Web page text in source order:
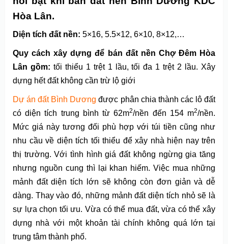
Hòa Lân.
Diện tích đất nền: 5×16, 5.5×12, 6×10, 8×12,…
Quy cách xây dựng để bán đất nền Chợ Đêm Hòa
Lân gồm: tối thiểu 1 trệt 1 lầu, tối đa 1 trệt 2 lầu. Xây
dựng hết đất không cần trừ lộ giới
Dự án đất Bình Dương được phân chia thành các lô đất
có diện tích trung bình từ 62m2/nền đến 154 m2/nền.
Mức giá này tương đối phù hợp với túi tiền cũng như
nhu cầu về diện tích tối thiểu để xây nhà hiện nay trên
thị trường. Với tình hình giá đất không ngừng gia tăng
nhưng nguồn cung thì lại khan hiếm. Việc mua những
mảnh đất diện tích lớn sẽ không còn đơn giản và dễ
dàng. Thay vào đó, những mảnh đất diện tích nhỏ sẽ là
sự lựa chọn tối ưu. Vừa có thể mua đất, vừa có thể xây
dựng nhà với một khoản tài chính không quá lớn tại
trung tâm thành phố.